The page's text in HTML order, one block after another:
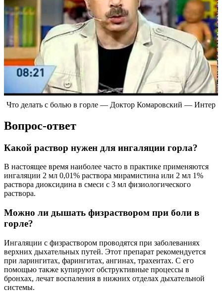
Что делать с болью в горле — Доктор Комаровский — Интер
Вопрос-ответ
Какой раствор нужен для ингаляции горла?
В настоящее время наиболее часто в практике применяются
ингаляции 2 мл 0,01% раствора мирамистина или 2 мл 1%
раствора диоксидина в смеси с 3 мл физиологического
раствора.
Можно ли дышать физраствором при боли в
горле?
Ингаляции с физраствором проводятся при заболеваниях
верхних дыхательных путей. Этот препарат рекомендуется
при ларингитах, фарингитах, ангинах, трахеитах. С его
помощью также купируют обструктивные процессы в
бронхах, лечат воспаления в нижних отделах дыхательной
системы.